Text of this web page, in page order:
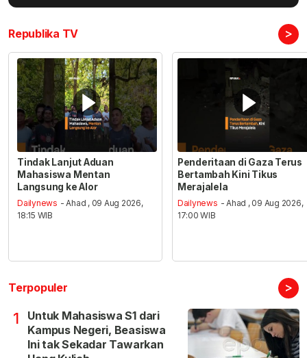
Republika TV >
Tindak Lanjut Aduan
Mahasiswa Mentan
Langsung ke Alor
Dailynews - Ahad , 09 Aug 2026,
18:15 WIB
Penderitaan di Gaza Terus
Bertambah Kini Tikus
Merajalela
Dailynews - Ahad , 09 Aug 2026,
17:00 WIB
Terpopuler >
1
Untuk Mahasiswa S1 dari
Kampus Negeri, Beasiswa
Ini tak Sekadar Tawarkan